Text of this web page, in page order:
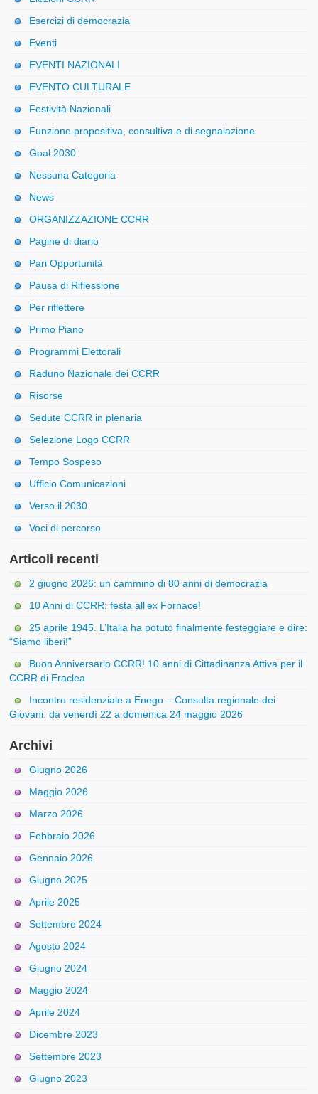
Esercizi di democrazia
Eventi
EVENTI NAZIONALI
EVENTO CULTURALE
Festività Nazionali
Funzione propositiva, consultiva e di segnalazione
Goal 2030
Nessuna Categoria
News
ORGANIZZAZIONE CCRR
Pagine di diario
Pari Opportunità
Pausa di Riflessione
Per riflettere
Primo Piano
Programmi Elettorali
Raduno Nazionale dei CCRR
Risorse
Sedute CCRR in plenaria
Selezione Logo CCRR
Tempo Sospeso
Ufficio Comunicazioni
Verso il 2030
Voci di percorso
Articoli recenti
2 giugno 2026: un cammino di 80 anni di democrazia
10 Anni di CCRR: festa all’ex Fornace!
25 aprile 1945. L’Italia ha potuto finalmente festeggiare e dire:
“Siamo liberi!”
Buon Anniversario CCRR! 10 anni di Cittadinanza Attiva per il
CCRR di Eraclea
Incontro residenziale a Enego – Consulta regionale dei
Giovani: da venerdì 22 a domenica 24 maggio 2026
Archivi
Giugno 2026
Maggio 2026
Marzo 2026
Febbraio 2026
Gennaio 2026
Giugno 2025
Aprile 2025
Settembre 2024
Agosto 2024
Giugno 2024
Maggio 2024
Aprile 2024
Dicembre 2023
Settembre 2023
Giugno 2023